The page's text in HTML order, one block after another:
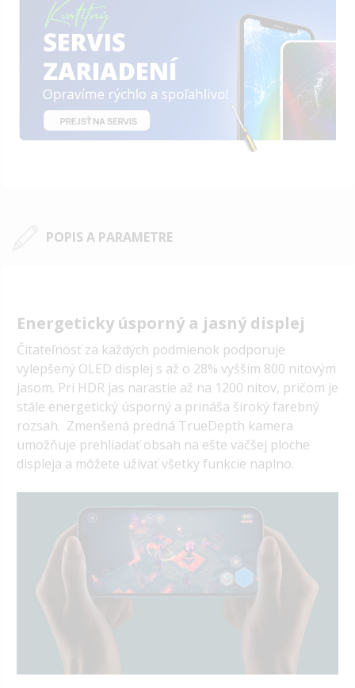
POPIS A PARAMETRE
Energeticky úsporný a jasný displej
Čitateľnosť za každých podmienok podporuje
vylepšený OLED displej s až o 28% vyšším 800 nitovým
jasom. Pri HDR jas narastie až na 1200 nitov, pričom je
stále energetický úsporný a prináša široký farebný
rozsah. Zmenšená predná TrueDepth kamera
umožňuje prehliadať obsah na ešte väčšej ploche
displeja a môžete užívať všetky funkcie naplno.